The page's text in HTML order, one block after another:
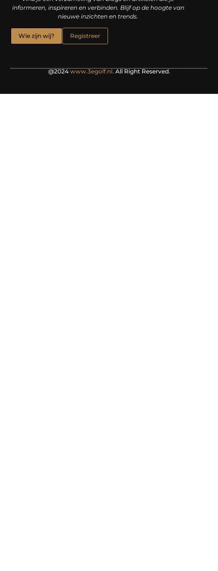
informeren, inspireren en verbinden. Blijf op de hoogte van
nieuwe inzichten en trends.
Wie zijn wij? Registreer
@2024www.3egolf.nl.All Right Reserved.